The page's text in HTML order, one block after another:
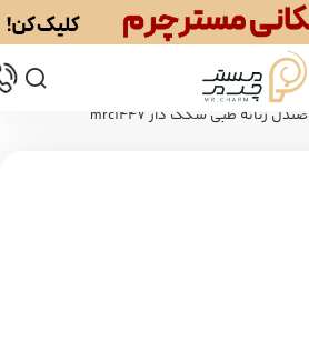
صندل زنانه طبی سگک دار mrc1447